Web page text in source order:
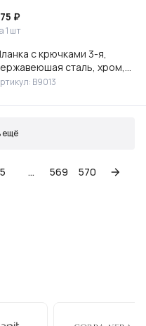
₽
1 шт
с крючками 3-я,
сталь, хром,
B9013
ещё
5 ... 569 570